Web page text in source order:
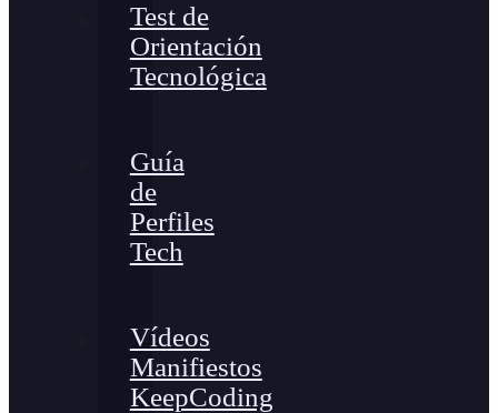
Test de
Orientación
Tecnológica
Guía
de
Perfiles
Tech
Vídeos
Manifiestos
KeepCoding